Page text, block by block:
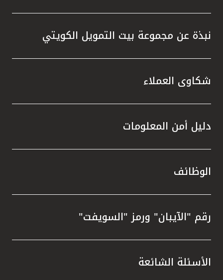
نبذة عن مجموعة بيت التمويل الكويتي
شكاوى العملاء
دليل أمن المعلومات
الوظائف
رقم "الآيبان" ورمز "السويفت"
الأسئلة الشائعة